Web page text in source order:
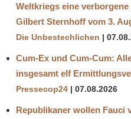
Weltkriegs eine
Gilbert Sternhoff vom 3.
Die Unbestechlichen
Cum-Ex und Cum-Cum:
insgesamt elf
Pressecop24 07.08.2026
Republikaner wollen Fauci